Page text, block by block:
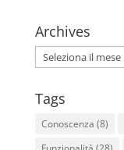
Archives
Archives
Tags
Conoscenza (8)